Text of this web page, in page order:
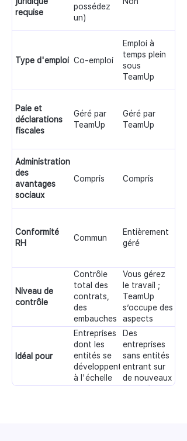
requise
possédez
un)
Type d'emploi Co-emploi
Emploi à
temps plein
sous
TeamUp
Paie et
déclarations
fiscales
Géré par
TeamUp
Géré par
TeamUp
Administration
des
avantages
sociaux
Compris Compris
Conformité
RH
Commun
Entièrement
géré
Niveau de
contrôle
Contrôle
total des
contrats,
des
embauches
et de la
culture
Vous gérez
le travail ;
TeamUp
s’occupe des
aspects
juridiques de
l’emploi.
Idéal pour
Entreprises
dont les
entités se
développent
à l'échelle
mondiale
Des
entreprises
sans entités
entrant sur
de nouveaux
marchés